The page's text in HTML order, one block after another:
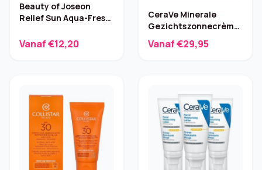
Beauty of Joseon
Relief Sun Aqua-Fresh
Vanaf €12,20
CeraVe Minerale
Gezichtszonnecrème
SPF50 – 48 ml
Vanaf €29,95